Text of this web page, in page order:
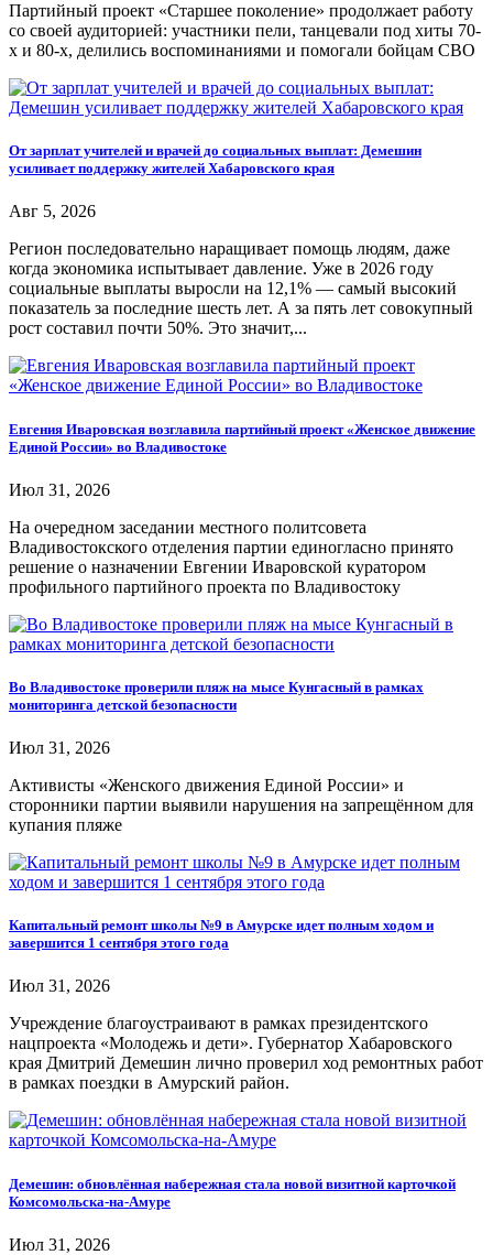
Партийный проект «Старшее поколение» продолжает работу
со своей аудиторией: участники пели, танцевали под хиты 70-
х и 80-х, делились воспоминаниями и помогали бойцам СВО
От зарплат учителей и врачей до социальных выплат: Демешин
усиливает поддержку жителей Хабаровского края
Авг 5, 2026
Регион последовательно наращивает помощь людям, даже
когда экономика испытывает давление. Уже в 2026 году
социальные выплаты выросли на 12,1% — самый высокий
показатель за последние шесть лет. А за пять лет совокупный
рост составил почти 50%. Это значит,...
Евгения Иваровская возглавила партийный проект «Женское движение
Единой России» во Владивостоке
Июл 31, 2026
На очередном заседании местного политсовета
Владивостокского отделения партии единогласно принято
решение о назначении Евгении Иваровской куратором
профильного партийного проекта по Владивостоку
Во Владивостоке проверили пляж на мысе Кунгасный в рамках
мониторинга детской безопасности
Июл 31, 2026
Активисты «Женского движения Единой России» и
сторонники партии выявили нарушения на запрещённом для
купания пляже
Капитальный ремонт школы №9 в Амурске идет полным ходом и
завершится 1 сентября этого года
Июл 31, 2026
Учреждение благоустраивают в рамках президентского
нацпроекта «Молодежь и дети». Губернатор Хабаровского
края Дмитрий Демешин лично проверил ход ремонтных работ
в рамках поездки в Амурский район.
Демешин: обновлённая набережная стала новой визитной карточкой
Комсомольска-на-Амуре
Июл 31, 2026